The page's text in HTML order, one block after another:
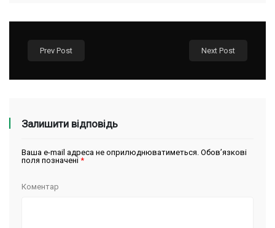
Prev Post Next Post
Залишити відповідь
Ваша e-mail адреса не оприлюднюватиметься. Обов’язкові
поля позначені *
Коментар